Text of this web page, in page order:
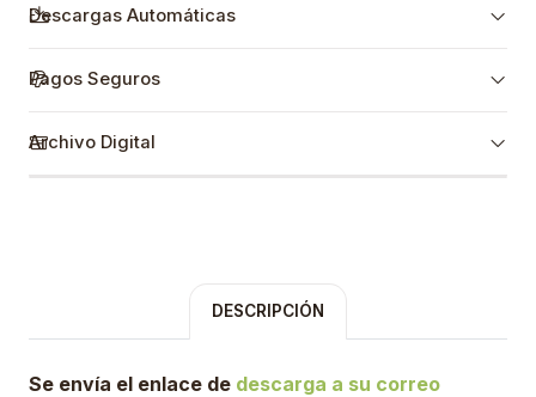
Descargas Automáticas
Pagos Seguros
Archivo Digital
DESCRIPCIÓN
Se envía el enlace de descarga a su correo